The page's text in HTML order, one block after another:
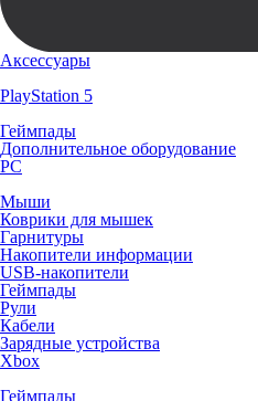
Аксессуары
PlayStation 5
Геймпады
Дополнительное оборудование
PC
Мыши
Коврики для мышек
Гарнитуры
Накопители информации
USB-накопители
Геймпады
Рули
Кабели
Зарядные устройства
Xbox
Геймпады